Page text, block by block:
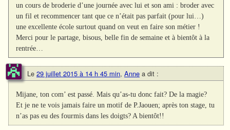
un cours de broderie d’une journée avec lui et son ami : broder avec
un fil et recommencer tant que ce n’était pas parfait (pour lui…)
une excellente école surtout quand on veut en faire son métier !
Merci pour le partage, bisous, belle fin de semaine et à bientôt à la
rentrée…
Le 29 juillet 2015 à 14 h 45 min, Anne a dit :
Mijane, ton com’ est passé. Mais qu’as-tu donc fait? De la magie?
Et je ne te vois jamais faire un motif de P.Jaouen; après ton stage, tu
n’as pas eu des fourmis dans les doigts? A bientôt!!